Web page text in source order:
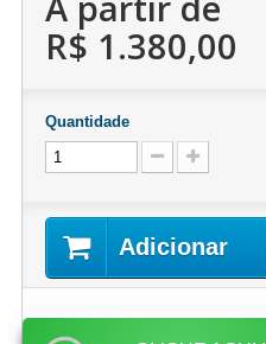
R$ 1.380,00
Quantidade
Adicionar